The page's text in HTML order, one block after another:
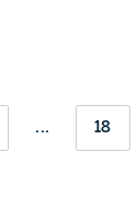
... 18